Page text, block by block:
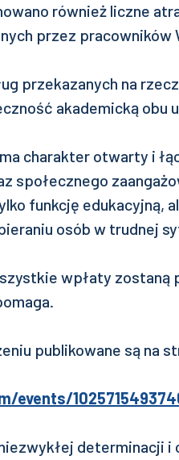
również liczne
przez pracowników
przekazanych na
akademicką obu
charakter otwarty i
społecznego
funkcję edukacyjną,
osób w trudnej
wpłaty zostaną
publikowane są na
determinacji i